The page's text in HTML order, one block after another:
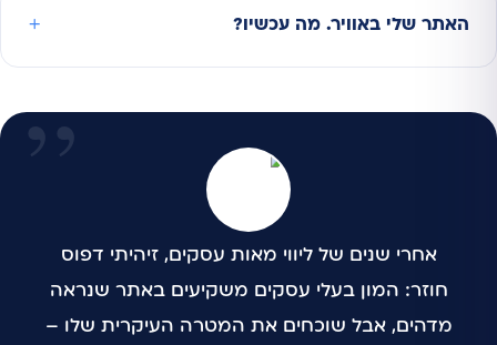
האתר שלי באוויר. מה עכשיו?
אחרי שנים של ליווי מאות עסקים, זיהיתי דפוס
חוזר: המון בעלי עסקים משקיעים באתר שנראה
מדהים, אבל שוכחים את המטרה העיקרית שלו –